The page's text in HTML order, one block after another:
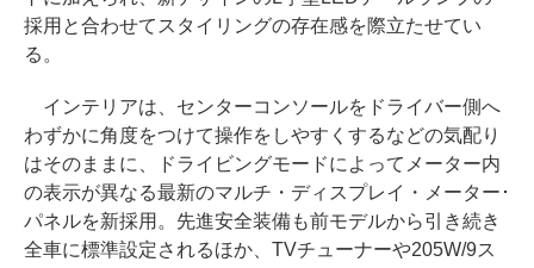
採用と合わせてスタイリングの存在感を際立たせてい
る。
インテリアは、センターコンソールをドライバー側へ
わずかに角度をつけて操作をしやすくするなどの気配り
はそのままに、ドライビングモードによってメーター内
の表示が異なる最新のマルチ・ディスプレイ・メーター･
パネルを新採用。先進安全装備も前モデルから引き続き
全車に標準設定されるほか、TVチューナーや205W/9ス